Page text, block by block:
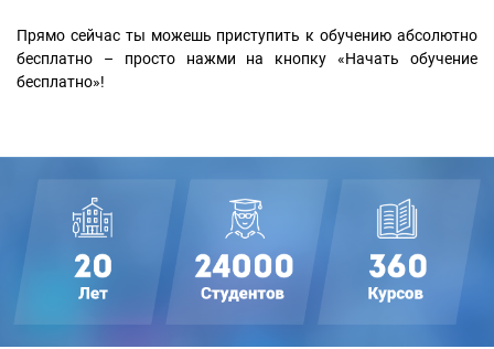
Прямо сейчас ты можешь приступить к обучению абсолютно
бесплатно – просто нажми на кнопку «Начать обучение
бесплатно»!